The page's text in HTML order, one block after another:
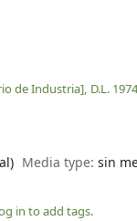
de Industria], D.L. 1974
Media type:sin
in to add tags.